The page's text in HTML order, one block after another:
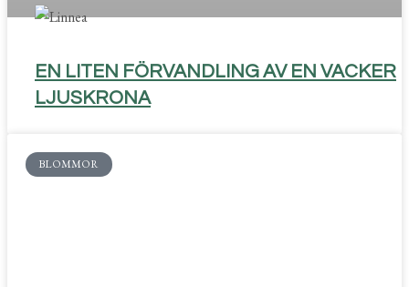
EN LITEN FÖRVANDLING AV EN VACKER
LJUSKRONA
BLOMMOR